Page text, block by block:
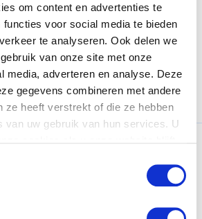
om content en advertenties te
functies voor social media te bieden
te analyseren. Ook delen we
van onze site met onze
media, adverteren en analyse. Deze
gegevens combineren met andere
ze heeft verstrekt of die ze hebben
van uw gebruik van hun services. U
in deze vacature?
Direct solliciteren